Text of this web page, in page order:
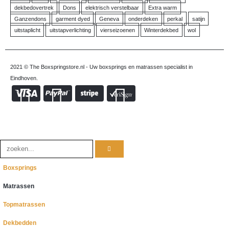
dekbedovertrek
Dons elektrisch verstelbaar
Extra warm
Ganzendons
garment dyed Geneva onderdeken perkal
satijn
uitstaplicht
uitstapverlichting vierseizoenen Winterdekbed wol
2021 © The Boxspringstore.nl - Uw boxsprings en matrassen specialist in
Eindhoven.
Boxsprings
Matrassen
Topmatrassen
Dekbedden